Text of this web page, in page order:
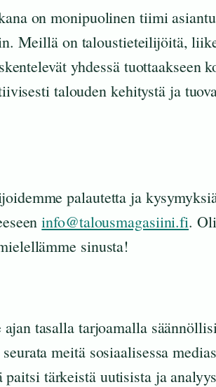
on monipuolinen tiimi
Meillä on taloustieteilijöitä,
yhdessä tuottaakseen
talouden kehitystä ja
palautetta ja
info@talousmagasiini.fi.
sinusta!
tasalla tarjoamalla
meitä sosiaalisessa
tärkeistä uutisista ja